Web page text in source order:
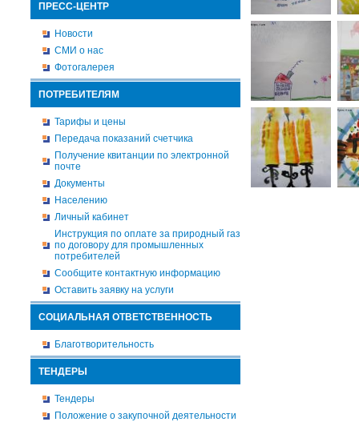
ПРЕСС-ЦЕНТР
Новости
СМИ о нас
Фотогалерея
ПОТРЕБИТЕЛЯМ
Тарифы и цены
Передача показаний счетчика
Получение квитанции по электронной
почте
Документы
Населению
Личный кабинет
Инструкция по оплате за природный газ
по договору для промышленных
потребителей
Сообщите контактную информацию
Оставить заявку на услуги
СОЦИАЛЬНАЯ ОТВЕТСТВЕННОСТЬ
Благотворительность
ТЕНДЕРЫ
Тендеры
Положение о закупочной деятельности